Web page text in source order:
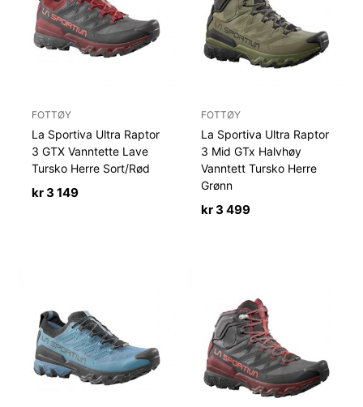
FOTTØY
La Sportiva Ultra Raptor
3 GTX Vanntette Lave
Tursko Herre Sort/Rød
kr3 149
FOTTØY
La Sportiva Ultra Raptor
3 Mid GTx Halvhøy
Vanntett Tursko Herre
Grønn
kr3 499